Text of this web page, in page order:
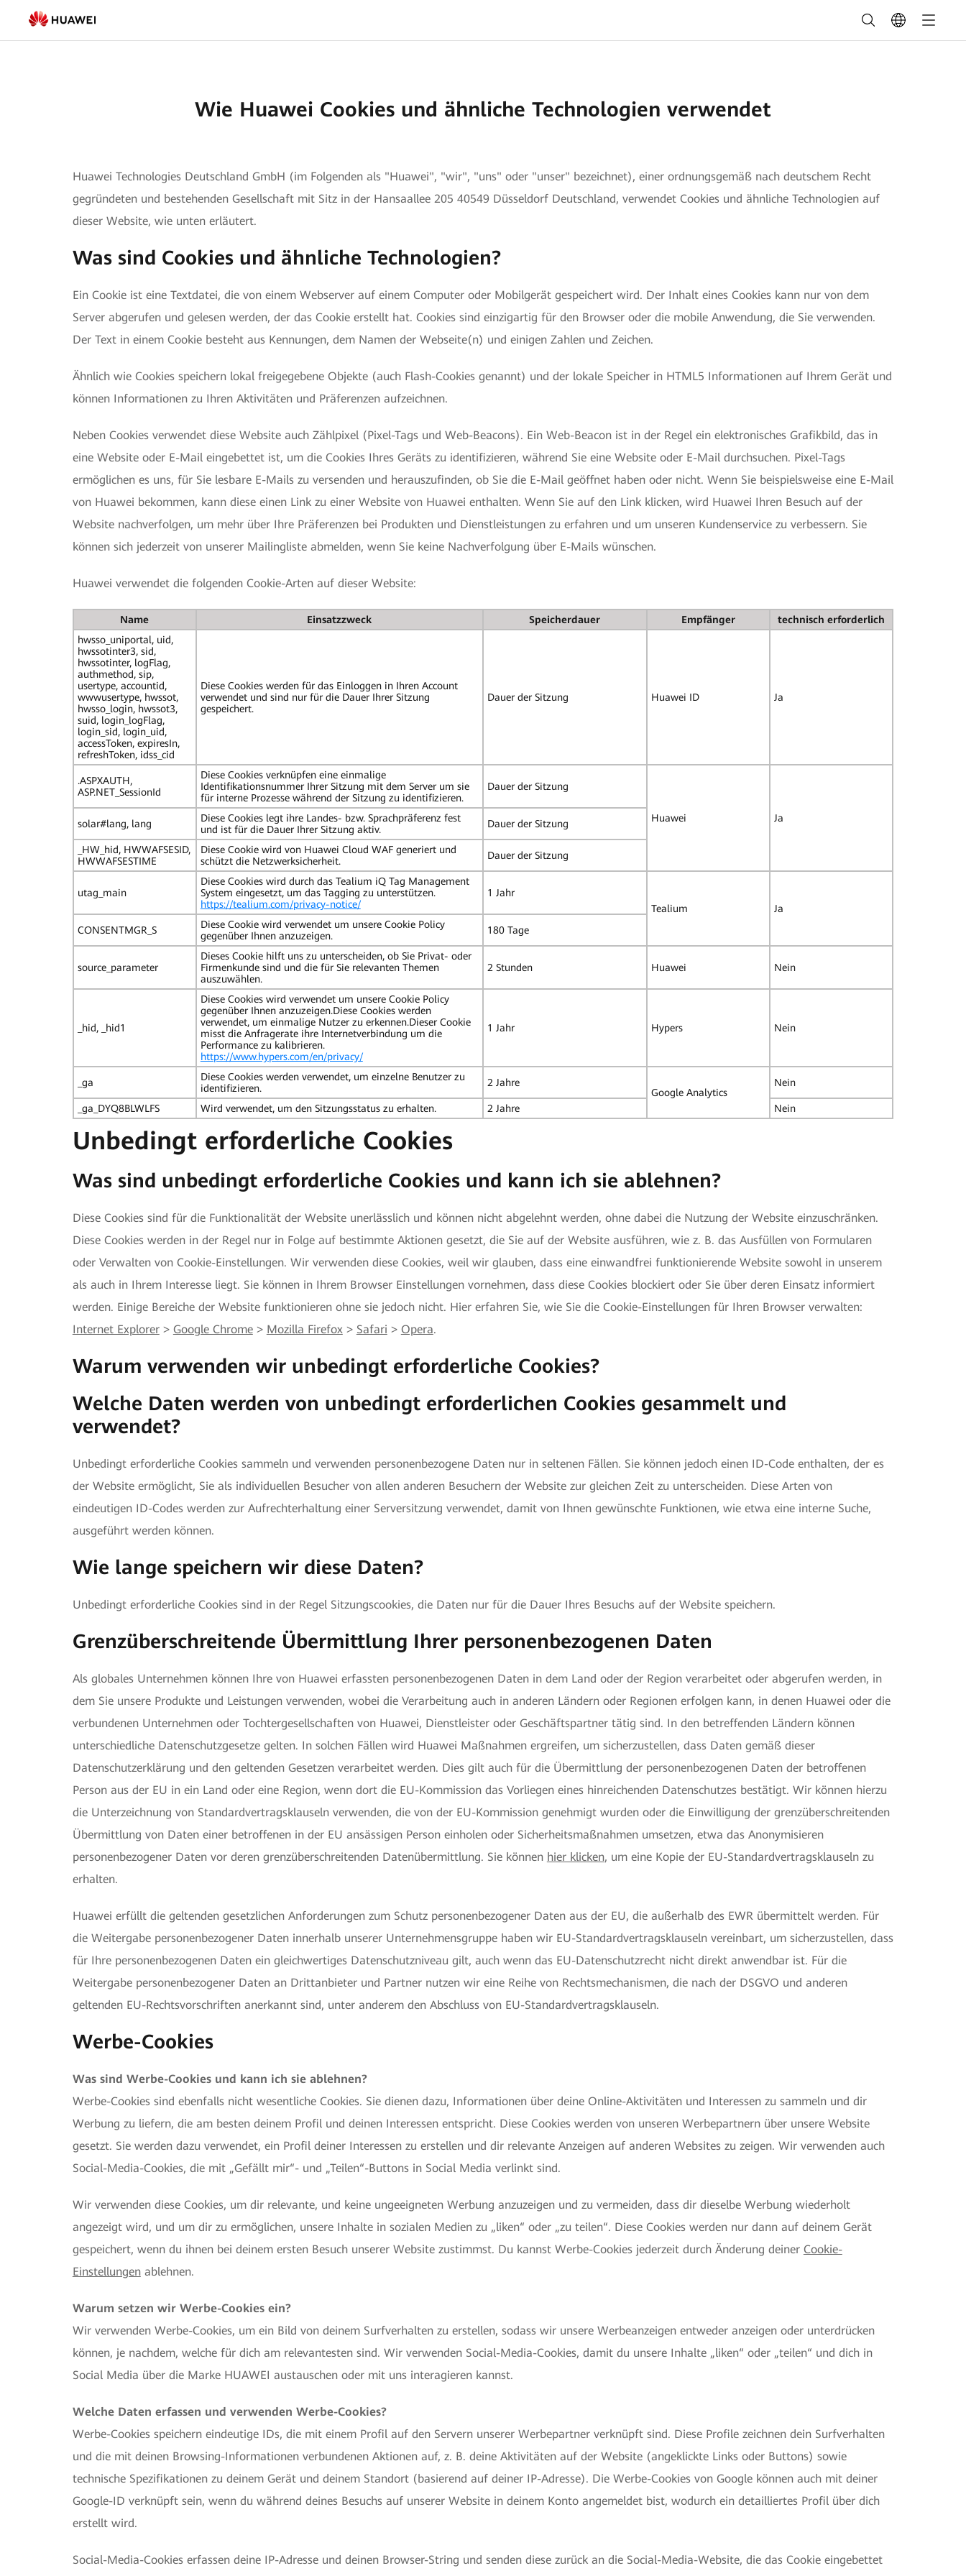
Verwendung
von
Wie Huawei Cookies und ähnliche Technologien verwendet
Huawei Technologies Deutschland GmbH (im Folgenden als "Huawei", "wir", "uns" oder "unser" bezeichnet), einer ordnungsgemäß nach deutschem Recht
gegründeten und bestehenden Gesellschaft mit Sitz in der Hansaallee 205 40549 Düsseldorf Deutschland, verwendet Cookies und ähnliche Technologien auf
dieser Website, wie unten erläutert.
Was sind Cookies und ähnliche Technologien?
Ein Cookie ist eine Textdatei, die von einem Webserver auf einem Computer oder Mobilgerät gespeichert wird. Der Inhalt eines Cookies kann nur von dem
Server abgerufen und gelesen werden, der das Cookie erstellt hat. Cookies sind einzigartig für den Browser oder die mobile Anwendung, die Sie verwenden.
Der Text in einem Cookie besteht aus Kennungen, dem Namen der Webseite(n) und einigen Zahlen und Zeichen.
Ähnlich wie Cookies speichern lokal freigegebene Objekte (auch Flash-Cookies genannt) und der lokale Speicher in HTML5 Informationen auf Ihrem Gerät und
können Informationen zu Ihren Aktivitäten und Präferenzen aufzeichnen.
Neben Cookies verwendet diese Website auch Zählpixel (Pixel-Tags und Web-Beacons). Ein Web-Beacon ist in der Regel ein elektronisches Grafikbild, das in
eine Website oder E-Mail eingebettet ist, um die Cookies Ihres Geräts zu identifizieren, während Sie eine Website oder E-Mail durchsuchen. Pixel-Tags
ermöglichen es uns, für Sie lesbare E-Mails zu versenden und herauszufinden, ob Sie die E-Mail geöffnet haben oder nicht. Wenn Sie beispielsweise eine E-Mail
von Huawei bekommen, kann diese einen Link zu einer Website von Huawei enthalten. Wenn Sie auf den Link klicken, wird Huawei Ihren Besuch auf der
Website nachverfolgen, um mehr über Ihre Präferenzen bei Produkten und Dienstleistungen zu erfahren und um unseren Kundenservice zu verbessern. Sie
können sich jederzeit von unserer Mailingliste abmelden, wenn Sie keine Nachverfolgung über E-Mails wünschen.
Huawei verwendet die folgenden Cookie-Arten auf dieser Website:
Name Einsatzzweck Speicherdauer Empfänger
technisch erforderlich
hwsso_uniportal, uid,
hwssotinter3, sid,
hwssotinter, logFlag,
authmethod, sip,
usertype, accountid,
wwwusertype, hwssot,
hwsso_login, hwssot3,
suid, login_logFlag,
login_sid, login_uid,
accessToken, expiresIn,
refreshToken, idss_cid
Diese Cookies werden für das Einloggen in Ihren Account
verwendet und sind nur für die Dauer Ihrer Sitzung
gespeichert.
Dauer der Sitzung Huawei ID Ja
.ASPXAUTH,
ASP.NET_SessionId
Diese Cookies verknüpfen eine einmalige
Identifikationsnummer Ihrer Sitzung mit dem Server um sie
für interne Prozesse während der Sitzung zu identifizieren.
Dauer der Sitzung
Huawei Ja
solar#lang, lang
Diese Cookies legt ihre Landes- bzw. Sprachpräferenz fest
und ist für die Dauer Ihrer Sitzung aktiv.
Dauer der Sitzung
_HW_hid, HWWAFSESID,
HWWAFSESTIME
Diese Cookie wird von Huawei Cloud WAF generiert und
schützt die Netzwerksicherheit.
Dauer der Sitzung
utag_main
Diese Cookies wird durch das Tealium iQ Tag Management
System eingesetzt, um das Tagging zu unterstützen.
https://tealium.com/privacy-notice/
1 Jahr
Tealium
Ja
CONSENTMGR_S
Diese Cookie wird verwendet um unsere Cookie Policy
gegenüber Ihnen anzuzeigen.
180 Tage
source_parameter
Dieses Cookie hilft uns zu unterscheiden, ob Sie Privat- oder
Firmenkunde sind und die für Sie relevanten Themen
auszuwählen.
2 Stunden Huawei Nein
_hid, _hid1
Diese Cookies wird verwendet um unsere Cookie Policy
gegenüber Ihnen anzuzeigen.Diese Cookies werden
verwendet, um einmalige Nutzer zu erkennen.Dieser Cookie
misst die Anfragerate ihre Internetverbindung um die
Performance zu kalibrieren.
https://www.hypers.com/en/privacy/
1 Jahr Hypers Nein
_ga
Diese Cookies werden verwendet, um einzelne Benutzer zu
identifizieren.
2 Jahre
Google Analytics
Nein
_ga_DYQ8BLWLFS Wird verwendet, um den Sitzungsstatus zu erhalten. 2 Jahre Nein
Unbedingt erforderliche Cookies
Was sind unbedingt erforderliche Cookies und kann ich sie ablehnen?
Diese Cookies sind für die Funktionalität der Website unerlässlich und können nicht abgelehnt werden, ohne dabei die Nutzung der Website einzuschränken.
Diese Cookies werden in der Regel nur in Folge auf bestimmte Aktionen gesetzt, die Sie auf der Website ausführen, wie z. B. das Ausfüllen von Formularen
oder Verwalten von Cookie-Einstellungen. Wir verwenden diese Cookies, weil wir glauben, dass eine einwandfrei funktionierende Website sowohl in unserem
als auch in Ihrem Interesse liegt. Sie können in Ihrem Browser Einstellungen vornehmen, dass diese Cookies blockiert oder Sie über deren Einsatz informiert
werden. Einige Bereiche der Website funktionieren ohne sie jedoch nicht. Hier erfahren Sie, wie Sie die Cookie-Einstellungen für Ihren Browser verwalten:
Internet Explorer> Google Chrome> Mozilla Firefox> Safari > Opera.
Warum verwenden wir unbedingt erforderliche Cookies?
Welche Daten werden von unbedingt erforderlichen Cookies gesammelt und
verwendet?
Unbedingt erforderliche Cookies sammeln und verwenden personenbezogene Daten nur in seltenen Fällen. Sie können jedoch einen ID-Code enthalten, der es
der Website ermöglicht, Sie als individuellen Besucher von allen anderen Besuchern der Website zur gleichen Zeit zu unterscheiden. Diese Arten von
eindeutigen ID-Codes werden zur Aufrechterhaltung einer Serversitzung verwendet, damit von Ihnen gewünschte Funktionen, wie etwa eine interne Suche,
ausgeführt werden können.
Wie lange speichern wir diese Daten?
Unbedingt erforderliche Cookies sind in der Regel Sitzungscookies, die Daten nur für die Dauer Ihres Besuchs auf der Website speichern.
Grenzüberschreitende Übermittlung Ihrer personenbezogenen Daten
Als globales Unternehmen können Ihre von Huawei erfassten personenbezogenen Daten in dem Land oder der Region verarbeitet oder abgerufen werden, in
dem Sie unsere Produkte und Leistungen verwenden, wobei die Verarbeitung auch in anderen Ländern oder Regionen erfolgen kann, in denen Huawei oder die
verbundenen Unternehmen oder Tochtergesellschaften von Huawei, Dienstleister oder Geschäftspartner tätig sind. In den betreffenden Ländern können
unterschiedliche Datenschutzgesetze gelten. In solchen Fällen wird Huawei Maßnahmen ergreifen, um sicherzustellen, dass Daten gemäß dieser
Datenschutzerklärung und den geltenden Gesetzen verarbeitet werden. Dies gilt auch für die Übermittlung der personenbezogenen Daten der betroffenen
Person aus der EU in ein Land oder eine Region, wenn dort die EU-Kommission das Vorliegen eines hinreichenden Datenschutzes bestätigt. Wir können hierzu
die Unterzeichnung von Standardvertragsklauseln verwenden, die von der EU-Kommission genehmigt wurden oder die Einwilligung der grenzüberschreitenden
Übermittlung von Daten einer betroffenen in der EU ansässigen Person einholen oder Sicherheitsmaßnahmen umsetzen, etwa das Anonymisieren
personenbezogener Daten vor deren grenzüberschreitenden Datenübermittlung. Sie können hier klicken, um eine Kopie der EU-Standardvertragsklauseln zu
erhalten.
Huawei erfüllt die geltenden gesetzlichen Anforderungen zum Schutz personenbezogener Daten aus der EU, die außerhalb des EWR übermittelt werden. Für
die Weitergabe personenbezogener Daten innerhalb unserer Unternehmensgruppe haben wir EU-Standardvertragsklauseln vereinbart, um sicherzustellen, dass
für Ihre personenbezogenen Daten ein gleichwertiges Datenschutzniveau gilt, auch wenn das EU-Datenschutzrecht nicht direkt anwendbar ist. Für die
Weitergabe personenbezogener Daten an Drittanbieter und Partner nutzen wir eine Reihe von Rechtsmechanismen, die nach der DSGVO und anderen
geltenden EU-Rechtsvorschriften anerkannt sind, unter anderem den Abschluss von EU-Standardvertragsklauseln.
Werbe-Cookies
Was sind Werbe-Cookies und kann ich sie ablehnen?
Werbe-Cookies sind ebenfalls nicht wesentliche Cookies. Sie dienen dazu, Informationen über deine Online-Aktivitäten und Interessen zu sammeln und dir
Werbung zu liefern, die am besten deinem Profil und deinen Interessen entspricht. Diese Cookies werden von unseren Werbepartnern über unsere Website
gesetzt. Sie werden dazu verwendet, ein Profil deiner Interessen zu erstellen und dir relevante Anzeigen auf anderen Websites zu zeigen. Wir verwenden auch
Social-Media-Cookies, die mit „Gefällt mir“- und „Teilen“-Buttons in Social Media verlinkt sind.
Wir verwenden diese Cookies, um dir relevante, und keine ungeeigneten Werbung anzuzeigen und zu vermeiden, dass dir dieselbe Werbung wiederholt
angezeigt wird, und um dir zu ermöglichen, unsere Inhalte in sozialen Medien zu „liken“ oder „zu teilen“. Diese Cookies werden nur dann auf deinem Gerät
gespeichert, wenn du ihnen bei deinem ersten Besuch unserer Website zustimmst. Du kannst Werbe-Cookies jederzeit durch Änderung deiner Cookie-
Einstellungenablehnen.
Warum setzen wir Werbe-Cookies ein?
Wir verwenden Werbe-Cookies, um ein Bild von deinem Surfverhalten zu erstellen, sodass wir unsere Werbeanzeigen entweder anzeigen oder unterdrücken
können, je nachdem, welche für dich am relevantesten sind. Wir verwenden Social-Media-Cookies, damit du unsere Inhalte „liken“ oder „teilen“ und dich in
Social Media über die Marke HUAWEI austauschen oder mit uns interagieren kannst.
Welche Daten erfassen und verwenden Werbe-Cookies?
Werbe-Cookies speichern eindeutige IDs, die mit einem Profil auf den Servern unserer Werbepartner verknüpft sind. Diese Profile zeichnen dein Surfverhalten
und die mit deinen Browsing-Informationen verbundenen Aktionen auf, z. B. deine Aktivitäten auf der Website (angeklickte Links oder Buttons) sowie
technische Spezifikationen zu deinem Gerät und deinem Standort (basierend auf deiner IP-Adresse). Die Werbe-Cookies von Google können auch mit deiner
Google-ID verknüpft sein, wenn du während deines Besuchs auf unserer Website in deinem Konto angemeldet bist, wodurch ein detailliertes Profil über dich
erstellt wird.
Social-Media-Cookies erfassen deine IP-Adresse und deinen Browser-String und senden diese zurück an die Social-Media-Website, die das Cookie eingebettet